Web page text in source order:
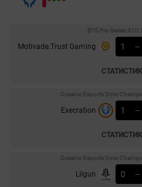
BTS Pro Series
Motivade.Trust Gaming 1 –
Oceanic Esports Dota
Execration 1 –
Oceanic Esports Dota
Lilgun 0 –